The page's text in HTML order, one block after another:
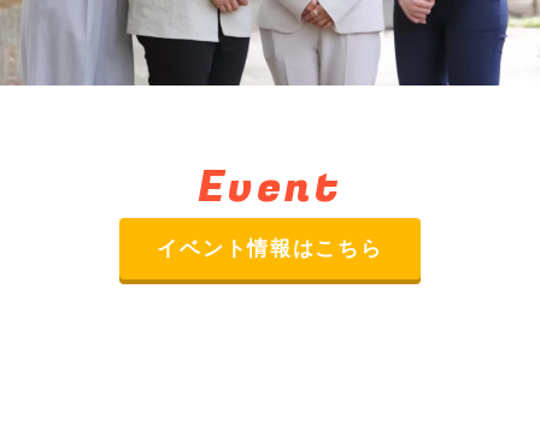
Event
イベント情報はこちら